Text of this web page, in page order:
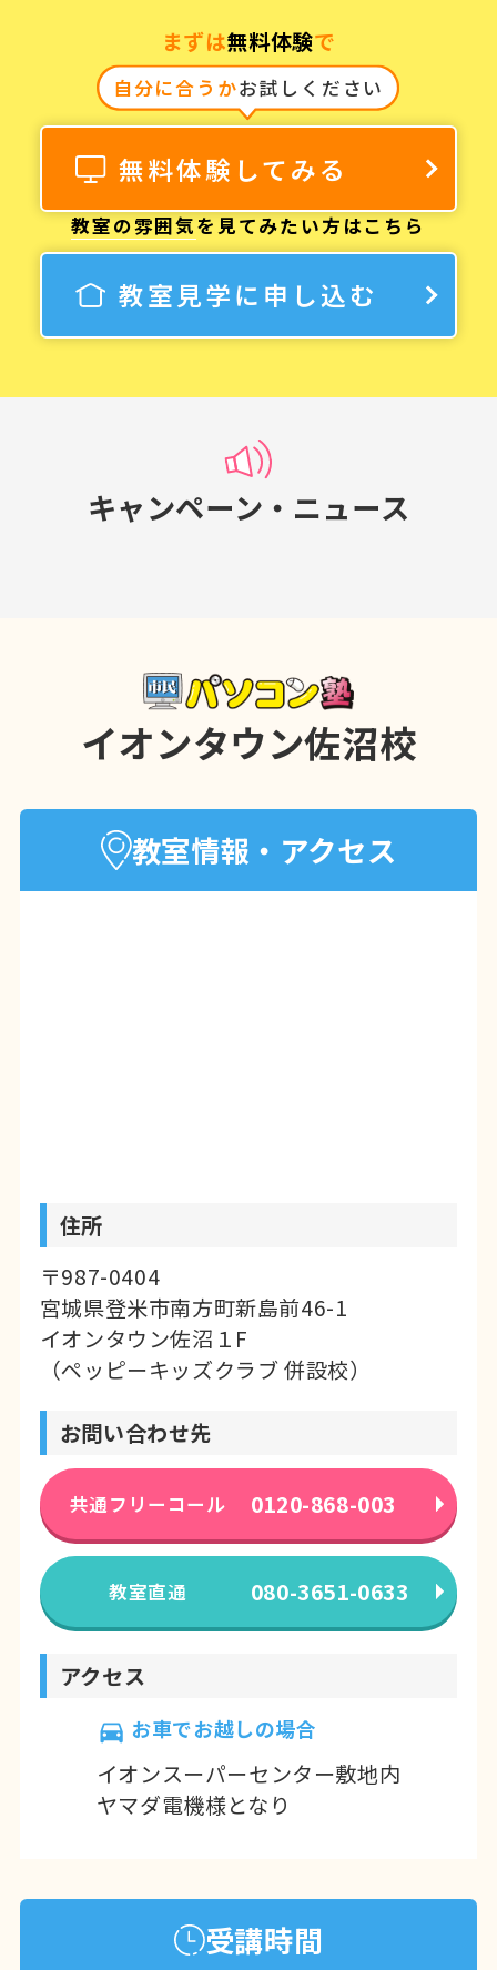
まずは無料体験で
自分に合うかお試しください
無料体験してみる
教室の雰囲気を見てみたい方はこちら
教室見学に申し込む
キャンペーン・ニュース
イオンタウン佐沼校
教室情報・アクセス
住所
〒987-0404
宮城県登米市南方町新島前46-1
イオンタウン佐沼１F
（ペッピーキッズクラブ 併設校）
お問い合わせ先
共通フリーコール 0120-868-003
教室直通 080-3651-0633
アクセス
お車でお越しの場合
イオンスーパーセンター敷地内
ヤマダ電機様となり
受講時間